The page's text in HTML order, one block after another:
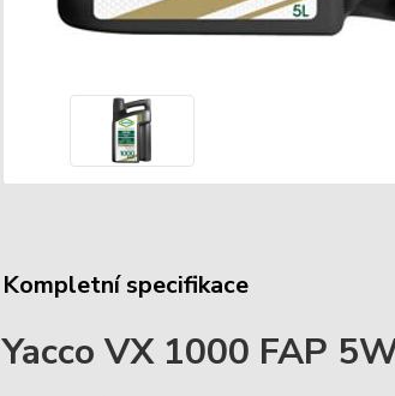
Kompletní specifikace
Yacco VX 1000 FAP